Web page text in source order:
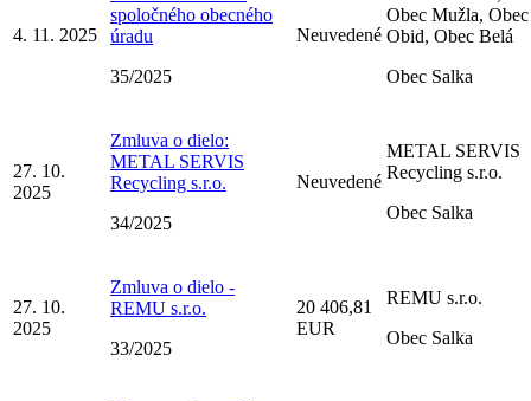
4. 11. 2025
spoločného obecného
úradu
35/2025
Neuvedené
Obec Mužla, Obec
Obid, Obec Belá
Obec Salka
27. 10.
2025
Zmluva o dielo:
METAL SERVIS
Recycling s.r.o.
34/2025
Neuvedené
METAL SERVIS
Recycling s.r.o.
Obec Salka
27. 10.
2025
Zmluva o dielo -
REMU s.r.o.
33/2025
20 406,81
EUR
REMU s.r.o.
Obec Salka